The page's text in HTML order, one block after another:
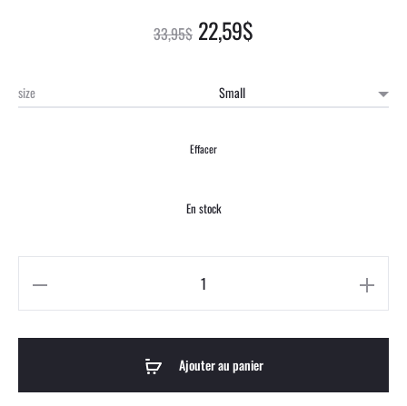
33,95$ 22,59$
size
Effacer
En stock
Ajouter au panier